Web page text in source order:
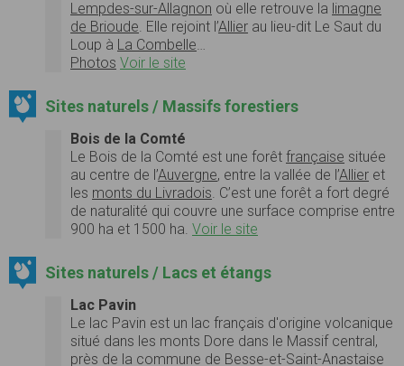
Lempdes-sur-Allagnon où elle retrouve la limagne
de Brioude . Elle rejoint l’Allier au lieu-dit Le Saut du
Loup à La Combelle
Photos Voir le site
Sites naturels / Massifs forestiers
Bois de la Comté
Le Bois de la Comté est une forêt française située
au centre de l’Auvergne, entre la vallée de l’Allier et
les monts du Livradois . C’est une forêt a fort degré
de naturalité qui couvre une surface comprise entre
900 ha et 1500 ha. Voir le site
Sites naturels / Lacs et étangs
Lac Pavin
Le lac Pavin est un lac français d'origine volcanique
situé dans les monts Dore dans le Massif central,
près de la commune de Besse-et-Saint-Anastaise